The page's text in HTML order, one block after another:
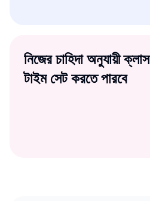
নিজের চাহিদা অনুযায়ী ক্লাস
টাইম সেট করতে পারবে